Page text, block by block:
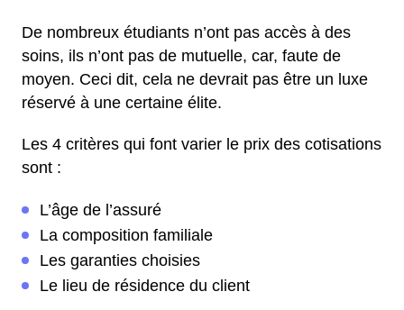
De nombreux étudiants n’ont pas accès à des
soins, ils n’ont pas de mutuelle, car, faute de
moyen. Ceci dit, cela ne devrait pas être un luxe
réservé à une certaine élite.
Les 4 critères qui font varier le prix des cotisations
sont :
L’âge de l’assuré
La composition familiale
Les garanties choisies
Le lieu de résidence du client